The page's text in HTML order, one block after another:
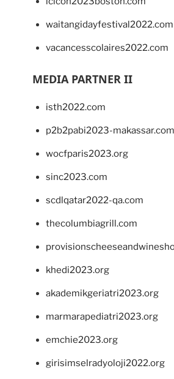
waitangidayfestival2022.com
vacancesscolaires2022.com
MEDIA PARTNER II
isth2022.com
p2b2pabi2023-makassar.com
wocfparis2023.org
sinc2023.com
scdlqatar2022-qa.com
thecolumbiagrill.com
khedi2023.org
akademikgeriatri2023.org
marmarapediatri2023.org
emchie2023.org
girisimselradyoloji2022.org